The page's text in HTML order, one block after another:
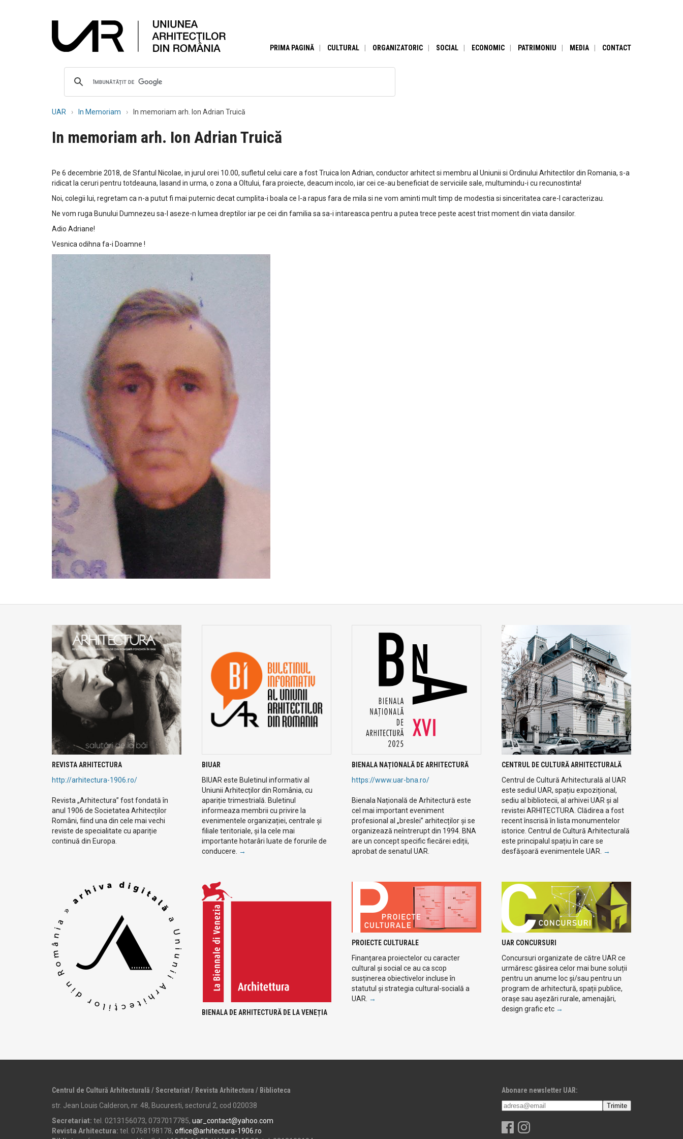
PRIMA PAGINĂ CULTURAL ORGANIZATORIC SOCIAL ECONOMIC PATRIMONIU MEDIA CONTACT
UAR In Memoriam In memoriam arh. Ion Adrian Truică
In memoriam arh. Ion Adrian Truică
Pe 6 decembrie 2018, de Sfantul Nicolae, in jurul orei 10.00, sufletul celui care a fost Truica Ion Adrian, conductor arhitect si membru al Uniunii si Ordinului Arhitectilor din Romania, s-a
ridicat la ceruri pentru totdeauna, lasand in urma, o zona a Oltului, fara proiecte, deacum incolo, iar cei ce-au beneficiat de serviciile sale, multumindu-i cu recunostinta!
Noi, colegii lui, regretam ca n-a putut fi mai puternic decat cumplita-i boala ce l-a rapus fara de mila si ne vom aminti mult timp de modestia si sinceritatea care-l caracterizau.
Ne vom ruga Bunului Dumnezeu sa-l aseze-n lumea dreptilor iar pe cei din familia sa sa-i intareasca pentru a putea trece peste acest trist moment din viata dansilor.
Adio Adriane!
Vesnica odihna fa-i Doamne !
REVISTA ARHITECTURA
http://arhitectura-1906.ro/
Revista „Arhitectura” fost fondată în
anul 1906 de Societatea Arhitecților
Români, fiind una din cele mai vechi
reviste de specialitate cu apariție
continuă din Europa.
BIUAR
BIUAR este Buletinul informativ al
Uniunii Arhitecților din România, cu
apariție trimestrială. Buletinul
informeaza membrii cu privire la
evenimentele organizației, centrale și
filiale teritoriale, și la cele mai
importante hotarâri luate de forurile de
conducere. →
BIENALA NAȚIONALĂ DE ARHITECTURĂ
https://www.uar-bna.ro/
Bienala Națională de Arhitectură este
cel mai important eveniment
profesional al „breslei” arhitecților și se
organizează neîntrerupt din 1994. BNA
are un concept specific fiecărei ediții,
aprobat de senatul UAR.
CENTRUL DE CULTURĂ ARHITECTURALĂ
Centrul de Cultură Arhitecturală al UAR
este sediul UAR, spațiu expozițional,
sediu al bibliotecii, al arhivei UAR și al
revistei ARHITECTURA. Clădirea a fost
recent înscrisă în lista monumentelor
istorice. Centrul de Cultură Arhitecturală
este principalul spațiu în care se
desfășoară evenimentele UAR. →
BIENALA DE ARHITECTURĂ DE LA VENEȚIA
PROIECTE CULTURALE
Finanțarea proiectelor cu caracter
cultural și social ce au ca scop
susținerea obiectivelor incluse în
statutul și strategia cultural-socială a
UAR. →
UAR CONCURSURI
Concursuri organizate de către UAR ce
urmăresc găsirea celor mai bune soluții
pentru un anume loc și/sau pentru un
program de arhitectură, spații publice,
orașe sau așezări rurale, amenajări,
design grafic etc →
Centrul de Cultură Arhitecturală / Secretariat / Revista Arhitectura / Biblioteca
str. Jean Louis Calderon, nr. 48, Bucuresti, sectorul 2, cod 020038
Secretariat: tel. 0213156073, 0737017785, uar_contact@yahoo.com
Revista Arhitectura: tel. 0768198178, office@arhitectura-1906.ro
Abonare newsletter UAR: